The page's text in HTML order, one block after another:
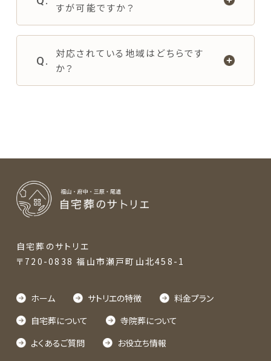
すが可能ですか？
対応されている地域はどちらです
か？
自宅葬のサトリエ
〒720-0838 福山市瀬戸町山北458-1
ホーム サトリエの特徴
料金プラン
自宅葬について
寺院葬について
よくあるご質問
お役立ち情報